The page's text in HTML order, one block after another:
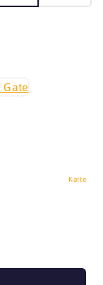
Karte